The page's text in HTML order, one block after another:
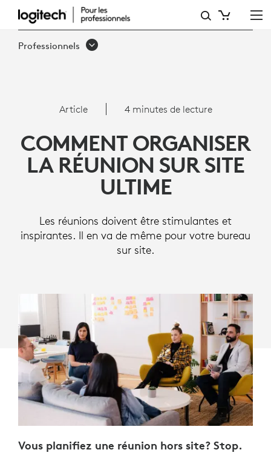
ARTICLE:
COMMENT
RÉUNION
SUR
SITE
ULTIME
Professionnels
Article 4 minutes de lecture
COMMENT ORGANISER
LA RÉUNION SUR SITE
ULTIME
Les réunions doivent être stimulantes et
inspirantes. Il en va de même pour votre bureau
sur site.
Vous planifiez une réunion hors site? Stop.